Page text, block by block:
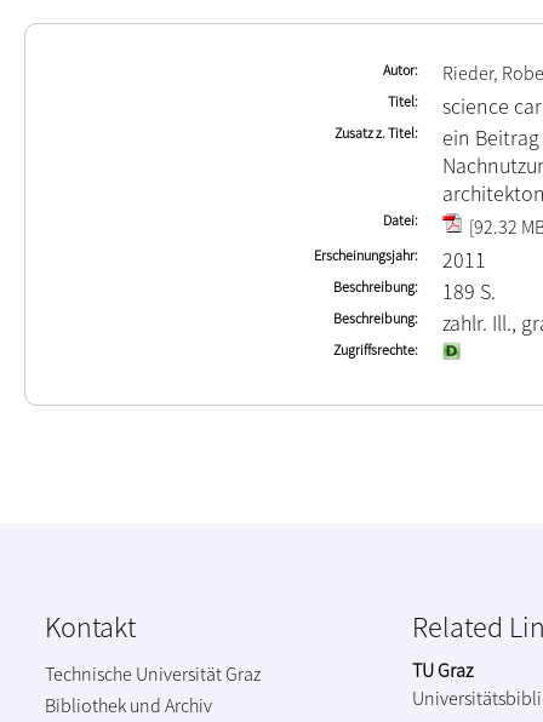
Autor Rieder,
Titel science
Zusatz z. Titel
ein
Datei [92.32
Erscheinungsjahr 2011
Beschreibung 189 S.
Beschreibung zahlr. Ill.,
Zugriffsrechte
Kontakt
Technische Universität Graz
Bibliothek und Archiv
Related
TU Graz